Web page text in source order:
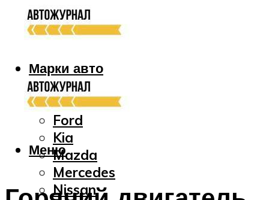
Марки авто
Audi
Bmw
Ford
Kia
Mazda
Mercedes
Nissan
Меню